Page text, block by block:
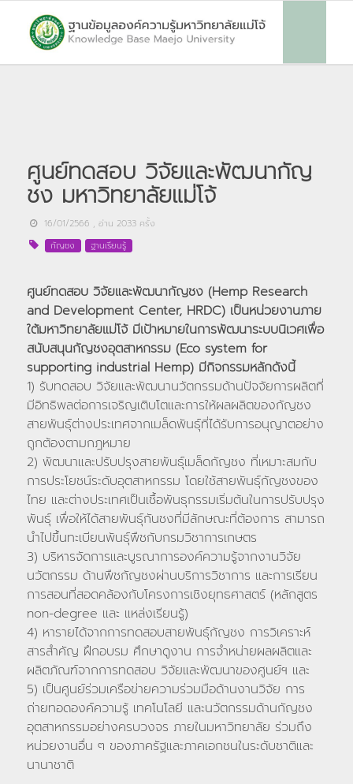
ศูนย์ทดสอบ วิจัยและพัฒนากัญ
ชง มหาวิทยาลัยแม่โจ้
16/01/2566 , อ่าน 2033ครั้ง
กัญชง
ฐานเรียนรู้
ศูนย์ทดสอบ วิจัยและพัฒนากัญชง (Hemp Research
and Development Center, HRDC) เป็นหน่วยงานภาย
ใต้มหาวิทยาลัยแม่โจ้ มีเป้าหมายในการพัฒนาระบบนิเวศเพื่อ
สนับสนุนกัญชงอุตสาหกรรม (Eco system for
supporting industrial Hemp) มีกิจกรรมหลักดังนี้
1) รับทดสอบ วิจัยและพัฒนานวัตกรรมด้านปัจจัยการผลิตที่
มีอิทธิพลต่อการเจริญเติบโตและการให้ผลผลิตของกัญชง
สายพันธุ์ต่างประเทศจากเมล็ดพันธุ์ที่ได้รับการอนุญาตอย่าง
ถูกต้องตามกฎหมาย
2) พัฒนาและปรับปรุงสายพันธุ์เมล็ดกัญชง ที่เหมาะสมกับ
การประโยชน์ระดับอุตสาหกรรม โดยใช้สายพันธุ์กัญชงของ
ไทย และต่างประเทศเป็นเชื้อพันธุกรรมเริ่มต้นในการปรับปรุง
พันธุ์ เพื่อให้ได้สายพันธุ์กันชงที่มีลักษณะที่ต้องการ สามารถ
นำไปขึ้นทะเบียนพันธุ์พืชกับกรมวิชาการเกษตร
3) บริหารจัดการและบูรณาการองค์ความรู้จากงานวิจัย
นวัตกรรม ด้านพืชกัญชงผ่านบริการวิชาการ และการเรียน
การสอนที่สอดคล้องกับโครงการเชิงยุทธศาสตร์ (หลักสูตร
non-degree และ แหล่งเรียนรู้)
4) หารายได้จากการทดสอบสายพันธุ์กัญชง การวิเคราะห์
สารสำคัญ ฝึกอบรม ศึกษาดูงาน การจำหน่ายผลผลิตและ
ผลิตภัณฑ์จากการทดสอบ วิจัยและพัฒนาของศูนย์ฯ และ
5) เป็นศูนย์ร่วมเครือข่ายความร่วมมือด้านงานวิจัย การ
ถ่ายทอดองค์ความรู้ เทคโนโลยี และนวัตกรรมด้านกัญชง
อุตสาหกรรมอย่างครบวงจร ภายในมหาวิทยาลัย ร่วมถึง
หน่วยงานอื่น ๆ ของภาครัฐและภาคเอกชนในระดับชาติและ
นานาชาติ